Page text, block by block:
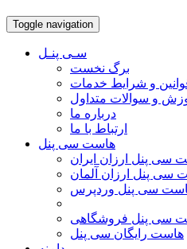
Toggle navigation
سـی پنـل
برگ نخست
و شرایط خدمات
و سوالات متداول
درباره ما
ارتباط با ما
هاست سی پنل
سی پنل ارزان ایران
سی پنل ارزان آلمان
سی پنل وردپرس
سی پنل فروشگاهی
هاست رایگان سی پنل